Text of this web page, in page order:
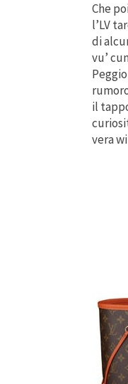
Che
l’LV
di
vu’
il
vera